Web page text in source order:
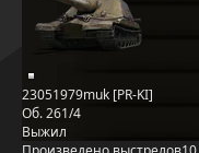
23051979muk [PR-KI]
Об. 261/4
Выжил